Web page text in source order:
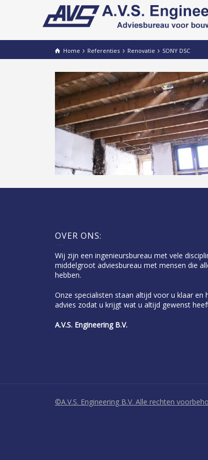
Home Referenties Renovatie SONY DSC
OVER ONS:
Wij zijn een ingenieursbureau met vele
middelgroot adviesbureau met mensen die
hebben.
Onze specialisten staan altijd voor u klaar
advies zodat u krijgt wat u altijd gewenst
A.V.S. Engineering B.V.
©A.V.S. Engineering B.V. Alle rechten